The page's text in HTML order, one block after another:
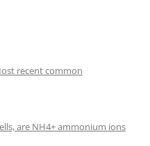
recent common
are NH4+ ammonium ions